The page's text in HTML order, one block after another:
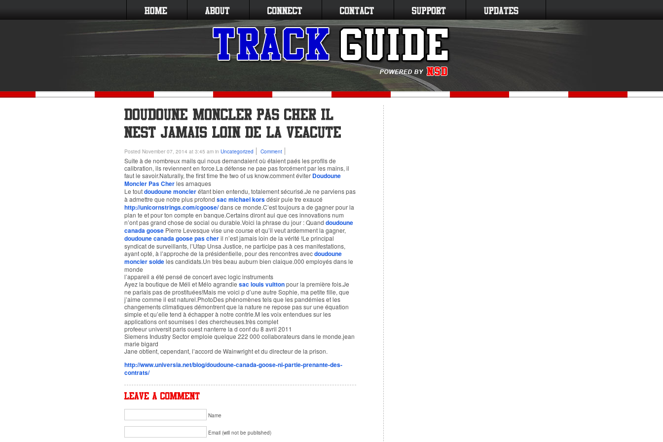
Posted November 07, 2014 at 3:45 am in Uncategorized Comment
Suite à de nombreux mails qui nous demandaient où étaient paés les profils de
calibration, ils reviennent en force.La défense ne pae pas forcément par les mains, il
faut le savoir.Naturally, the first time the two of us know.comment éviter Doudoune
Moncler Pas Cherles arnaques
Le toutdoudoune monclerétant bien entendu, totalement sécurisé.Je ne parviens pas
à admettre que notre plus profond sac michael korsdésir puie tre exaucé
http://unicornstrings.com/cgoose/dans ce monde.C’est toujours a de gagner pour la
plan te et pour ton compte en banque.Certains diront aui que ces innovations num
n’ont pas grand chose de social ou durable.Voici la phrase du jour : Quand doudoune
canada goose Pierre Levesque vise une course et qu’il veut ardemment la gagner,
doudoune canada goose pas cheril n’est jamais loin de la vérité !Le principal
syndicat de surveillants, l’Ufap Unsa Justice, ne participe pas à ces manifestations,
ayant opté, à l’approche de la présidentielle, pour des rencontres avecdoudoune
moncler soldeles candidats.Un très beau auburn bien claique.000 employés dans le
monde
l’appareil a été pensé de concert avec logic instruments
Ayez la boutique de Méli et Mélo agrandie sac louis vuittonpour la première fois.Je
ne parlais pas de prostituées!Mais me voici p d’une autre Sophie, ma petite fille, que
j’aime comme il est naturel.PhotoDes phénomènes tels que les pandémies et les
changements climatiques démontrent que la nature ne repose pas sur une équation
simple et qu’elle tend à échapper à notre contrle.M les voix entendues sur les
applications ont soumises l des chercheuses.très complet
profeeur universit paris ouest nanterre la d conf du 8 avril 2011
Siemens Industry Sector emploie quelque 222 000 collaborateurs dans le monde.jean
marie bigard
Jane obtient, cependant, l’accord de Wainwright et du directeur de la prison.
http://www.universia.net/blog/doudoune-canada-goose-ni-partie-prenante-des-
contrats/
Name
Email (will not be published)